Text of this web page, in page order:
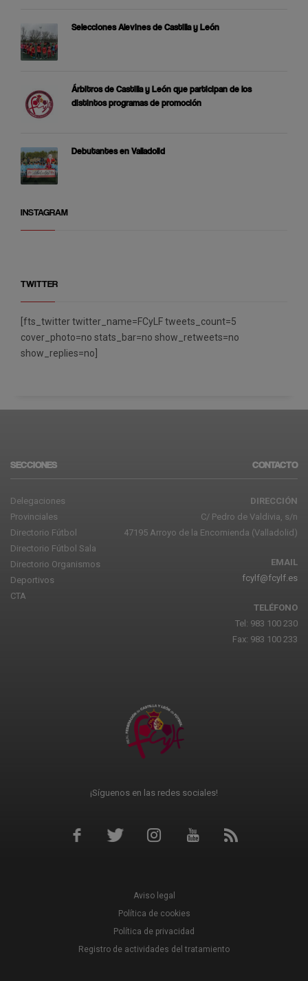
Selecciones Alevines de Castilla y León
Árbitros de Castilla y León que participan de los
distintos programas de promoción
Debutantes en Valladolid
INSTAGRAM
TWITTER
[fts_twitter twitter_name=FCyLF tweets_count=5
cover_photo=no stats_bar=no show_retweets=no
show_replies=no]
SECCIONES
Delegaciones
Provinciales
Directorio Fútbol
Directorio Fútbol Sala
Directorio Organismos
Deportivos
CTA
CONTACTO
DIRECCIÓN
C/ Pedro de Valdivia, s/n
47195 Arroyo de la Encomienda (Valladolid)
EMAIL
fcylf@fcylf.es
TELÉFONO
Tel: 983 100 230
Fax: 983 100 233
¡Síguenos en las redes sociales!
Aviso legal
Política de cookies
Política de privacidad
Registro de actividades del tratamiento